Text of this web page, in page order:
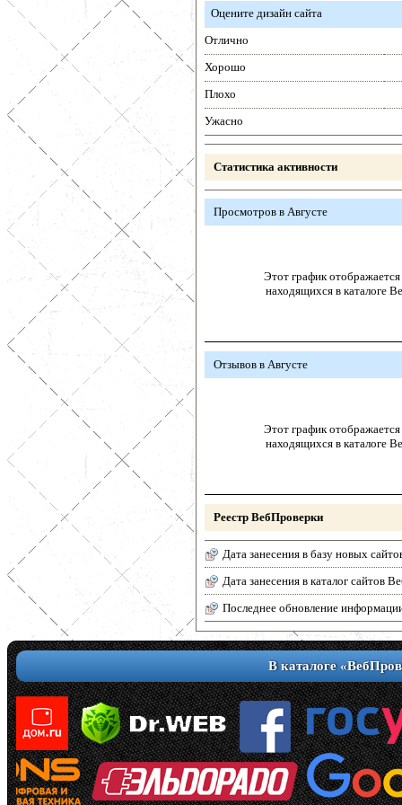
Оцените дизайн сайта
Отлично
Хорошо
Плохо
Ужасно
Статистика активности
Просмотров в Августе
Этот график отображается
находящихся в каталоге
Отзывов в Августе
Этот график отображается
находящихся в каталоге
Реестр ВебПроверки
Дата занесения в базу новых
Дата занесения в каталог сайтов
Последнее обновление
В каталоге